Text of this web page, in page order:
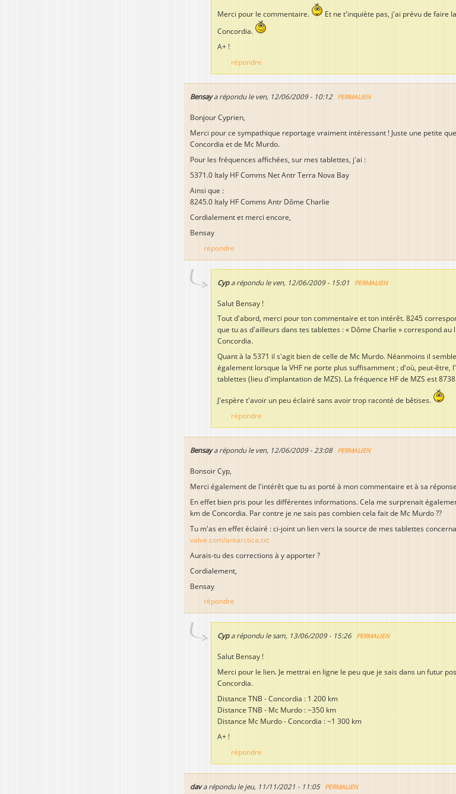
Merci pour le commentaire.
Et ne t'inquiète pas, j'ai prévu de faire
Concordia.
A+ !
répondre
Bensaya répondu le ven, 12/06/2009 - 10:12 PERMALIEN
Bonjour Cyprien,
Merci pour ce sympathique reportage vraiment intéressant ! Juste une petite
Concordia et de Mc Murdo.
Pour les fréquences affichées, sur mes tablettes, j'ai :
5371.0 Italy HF Comms Net Antr Terra Nova Bay
Ainsi que :
8245.0 Italy HF Comms Antr Dôme Charlie
Cordialement et merci encore,
Bensay
répondre
Cypa répondu le ven, 12/06/2009 - 15:01 PERMALIEN
Salut Bensay !
Tout d'abord, merci pour ton commentaire et ton intérêt. 8245
que tu as d'ailleurs dans tes tablettes : « Dôme Charlie » correspond
Concordia.
Quant à la 5371 il s'agit bien de celle de Mc Murdo. Néanmoins il
également lorsque la VHF ne porte plus suffisamment ; d'où, peut-être,
tablettes (lieu d'implantation de MZS). La fréquence HF de MZS est
J'espère t'avoir un peu éclairé sans avoir trop raconté de bêtises.
répondre
Bensaya répondu le ven, 12/06/2009 - 23:08 PERMALIEN
Bonsoir Cyp,
Merci également de l'intérêt que tu as porté à mon commentaire et à sa
En effet bien pris pour les différentes informations. Cela me surprenait
km de Concordia. Par contre je ne sais pas combien cela fait de Mc Murdo ??
Tu m'as en effet éclairé : ci-joint un lien vers la source de mes tablettes
valve.com/antarctica.txt
Aurais-tu des corrections à y apporter ?
Cordialement,
Bensay
répondre
Cypa répondu lesam, 13/06/2009 - 15:26 PERMALIEN
Salut Bensay !
Merci pour le lien. Je mettrai en ligne le peu que je sais dans un futur
Concordia.
Distance TNB - Concordia : 1 200 km
Distance TNB - Mc Murdo : ~350 km
Distance Mc Murdo - Concordia : ~1 300 km
A+ !
répondre
dava répondu le jeu, 11/11/2021 - 11:05 PERMALIEN